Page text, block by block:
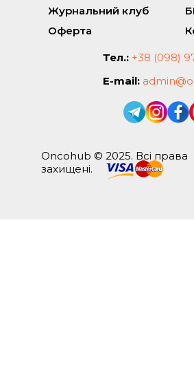
Журнальний клуб
Оферта
Тел.: +38 (098)
E-mail:
Oncohub © 2025. Всі права
захищені.